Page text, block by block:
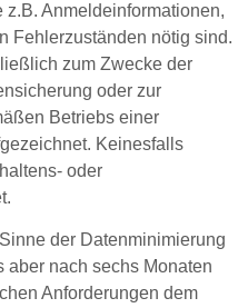
Anmeldeinformationen,
Fehlerzuständen nötig sind.
zum Zwecke der
oder zur
Betriebs einer
Keinesfalls
oder
der Datenminimierung
aber nach sechs Monaten
Anforderungen dem